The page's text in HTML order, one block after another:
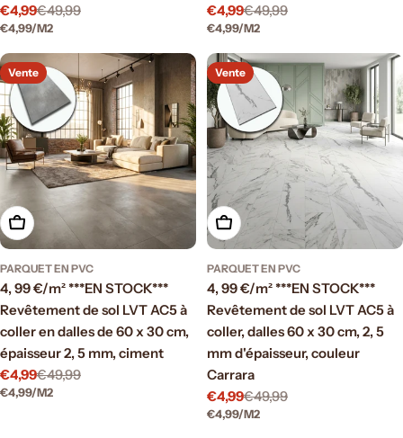
Prix
de
vente
€4,99
Prix
régulier
€49,99
PRIX
UNITAIRE
€4,99/PAR
M2
Prix
de
vente
€4,99
Prix
régulier
€49,99
PRIX
UNITAIRE
€4,99/PAR
M2
Vente
Ajouter au panier
PARQUET EN PVC
4, 99 €/m² ***EN STOCK***
Revêtement de sol LVT AC5 à
coller en dalles de 60 x 30 cm,
épaisseur 2, 5 mm, ciment
Prix
€4,99
Prix €49,99
PRIX
€4,99/PAR
M2
Vente
Ajouter au panier
PARQUET EN PVC
4, 99 €/m² ***EN STOCK***
Revêtement de sol LVT AC5 à
coller, dalles 60 x 30 cm, 2, 5
mm d'épaisseur, couleur
Carrara
Prix
€4,99
Prix
€49,99
PRIX
€4,99/PAR
M2